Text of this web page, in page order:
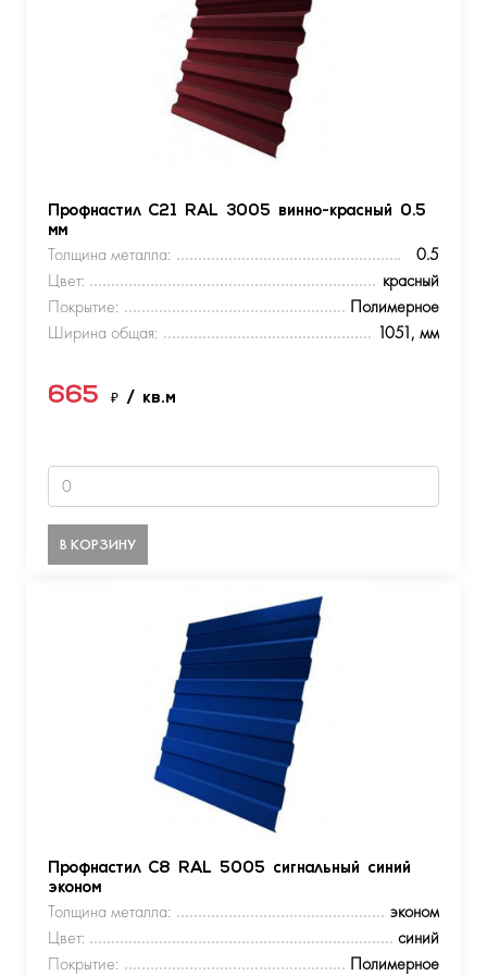
Профнастил С21 RAL 3005 винно-красный 0.5
мм
Толщина металла:
0.5
Цвет:
красный
Покрытие:
Полимерное
Ширина общая:
1051, мм
665 ₽ / кв.м
В КОРЗИНУ
Профнастил С8 RAL 5005 сигнальный синий
эконом
Толщина металла:
эконом
Цвет:
синий
Покрытие:
Полимерное